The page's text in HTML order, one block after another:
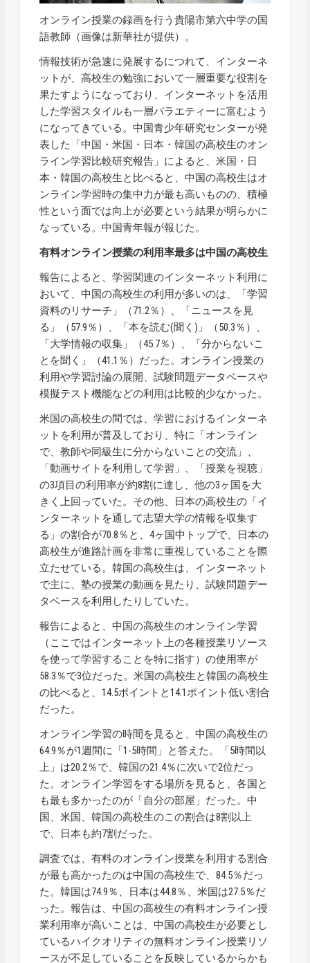
オンライン授業の録画を行う貴陽市第六中学の国
語教師（画像は新華社が提供）。
情報技術が急速に発展するにつれて、インターネ
ットが、高校生の勉強において一層重要な役割を
果たすようになっており、インターネットを活用
した学習スタイルも一層バラエティーに富むよう
になってきている。中国青少年研究センターが発
表した「中国・米国・日本・韓国の高校生のオン
ライン学習比較研究報告」によると、米国・日
本・韓国の高校生と比べると、中国の高校生はオ
ンライン学習時の集中力が最も高いものの、積極
性という面では向上が必要という結果が明らかに
なっている。中国青年報が報じた。
有料オンライン授業の利用率最多は中国の高校生
報告によると、学習関連のインターネット利用に
おいて、中国の高校生の利用が多いのは、「学習
資料のリサーチ」（71.2％）、「ニュースを見
る」（57.9％）、「本を読む(聞く)」（50.3％）、
「大学情報の収集」（45.7％）、「分からないこ
とを聞く」（41.1％）だった。オンライン授業の
利用や学習討論の展開、試験問題データベースや
模擬テスト機能などの利用は比較的少なかった。
米国の高校生の間では、学習におけるインターネ
ットを利用が普及しており、特に「オンライン
で、教師や同級生に分からないことの交流」、
「動画サイトを利用して学習」、「授業を視聴」
の3項目の利用率が約8割に達し、他の3ヶ国を大
きく上回っていた。その他、日本の高校生の「イ
ンターネットを通して志望大学の情報を収集す
る」の割合が70.8％と、4ヶ国中トップで、日本の
高校生が進路計画を非常に重視していることを際
立たせている。韓国の高校生は、インターネット
で主に、塾の授業の動画を見たり、試験問題デー
タベースを利用したりしていた。
報告によると、中国の高校生のオンライン学習
（ここではインターネット上の各種授業リソース
を使って学習することを特に指す）の使用率が
58.3％で3位だった。米国の高校生と韓国の高校生
の比べると、14.5ポイントと14.1ポイント低い割合
だった。
オンライン学習の時間を見ると、中国の高校生の
64.9％が1週間に「1-5時間」と答えた。「5時間以
上」は20.2％で、韓国の21.4％に次いで2位だっ
た。オンライン学習をする場所を見ると、各国と
も最も多かったのが「自分の部屋」だった。中
国、米国、韓国の高校生のこの割合は8割以上
で、日本も約7割だった。
調査では、有料のオンライン授業を利用する割合
が最も高かったのは中国の高校生で、84.5％だっ
た。韓国は74.9％、日本は44.8％、米国は27.5％だ
った。報告は、中国の高校生の有料オンライン授
業利用率が高いことは、中国の高校生が必要とし
ているハイクオリティの無料オンライン授業リソ
ースが不足していることを反映しているからかも